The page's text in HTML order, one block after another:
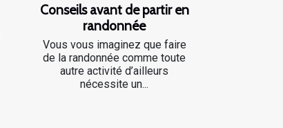
Conseils avant de partir en
randonnée
Vous vous imaginez que faire
de la randonnée comme toute
autre activité d’ailleurs
nécessite un...